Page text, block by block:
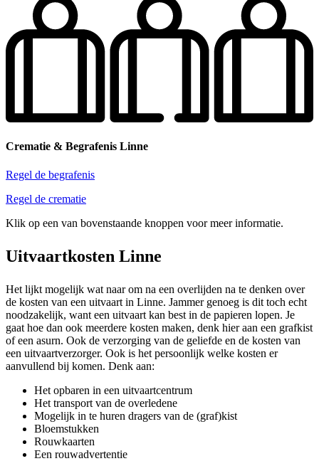
Crematie & Begrafenis Linne
Regel de begrafenis
Regel de crematie
Klik op een van bovenstaande knoppen voor meer informatie.
Uitvaartkosten Linne
Het lijkt mogelijk wat naar om na een overlijden na te denken over
de kosten van een uitvaart in Linne. Jammer genoeg is dit toch echt
noodzakelijk, want een uitvaart kan best in de papieren lopen. Je
gaat hoe dan ook meerdere kosten maken, denk hier aan een grafkist
of een asurn. Ook de verzorging van de geliefde en de kosten van
een uitvaartverzorger. Ook is het persoonlijk welke kosten er
aanvullend bij komen. Denk aan:
Het opbaren in een uitvaartcentrum
Het transport van de overledene
Mogelijk in te huren dragers van de (graf)kist
Bloemstukken
Rouwkaarten
Een rouwadvertentie